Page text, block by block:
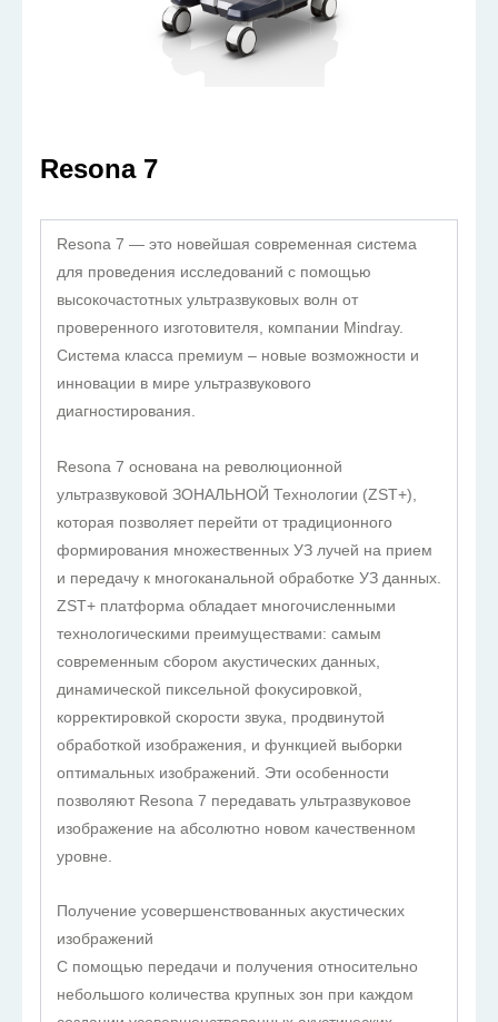
Resona 7
Resona 7 — это новейшая современная система
для проведения исследований с помощью
высокочастотных ультразвуковых волн от
проверенного изготовителя, компании Mindray.
Система класса премиум – новые возможности и
инновации в мире ультразвукового
диагностирования.
Resona 7 основана на революционной
ультразвуковой ЗОНАЛЬНОЙ Технологии (ZST+),
которая позволяет перейти от традиционного
формирования множественных УЗ лучей на прием
и передачу к многоканальной обработке УЗ данных.
ZST+ платформа обладает многочисленными
технологическими преимуществами: самым
современным сбором акустических данных,
динамической пиксельной фокусировкой,
корректировкой скорости звука, продвинутой
обработкой изображения, и функцией выборки
оптимальных изображений. Эти особенности
позволяют Resona 7 передавать ультразвуковое
изображение на абсолютно новом качественном
уровне.
Получение усовершенствованных акустических
изображений
С помощью передачи и получения относительно
небольшого количества крупных зон при каждом